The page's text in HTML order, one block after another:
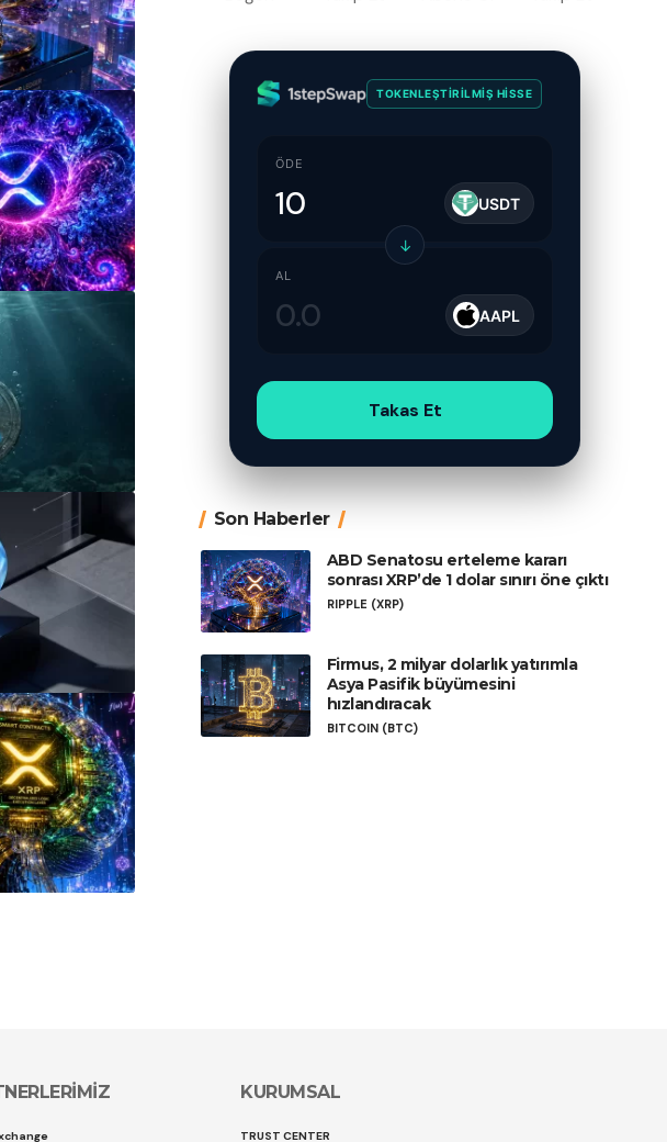
TOKENLEŞTIRILMIŞ HISSE
ÖDE
USDT
↓
AL
AAPL
Takas Et
Son Haberler
ABD Senatosu erteleme kararı
sonrası XRP’de 1 dolar sınırı öne çıktı
RIPPLE (XRP)
Firmus, 2 milyar dolarlık yatırımla
Asya Pasifik büyümesini
hızlandıracak
BITCOIN (BTC)
KURUMSAL
TRUST CENTER